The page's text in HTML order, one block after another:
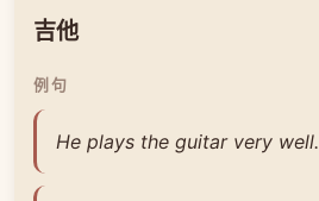
吉他
例句
He plays the guitar very well.